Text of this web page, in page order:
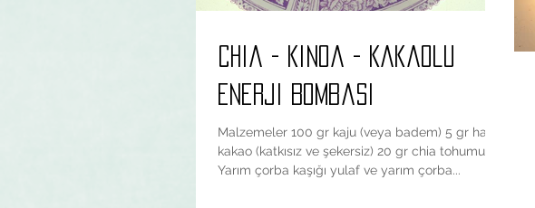
Chia - Kinoa - Kakaolu
Enerji Bombasi
Malzemeler 100 gr kaju (veya badem) 5 gr ham
kakao (katkısız ve şekersiz) 20 gr chia tohumu
Yarım çorba kaşığı yulaf ve yarım çorba...